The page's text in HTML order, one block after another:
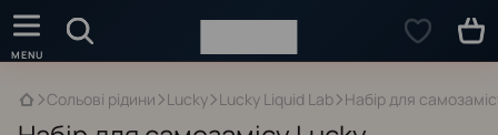
Сольові рідини Lucky Lucky Liquid Lab Набір для